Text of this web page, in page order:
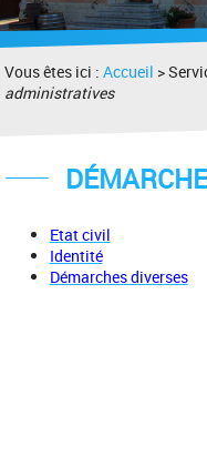
Vous êtes ici :Accueil >
administratives
Etat civil
Identité
Démarches diverses